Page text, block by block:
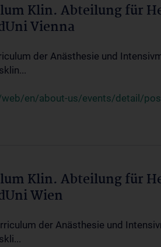
Klin. Abteilung für
Vienna
der Anästhesie und
en/about-us/events/detail/
Klin. Abteilung für
Wien
der Anästhesie und